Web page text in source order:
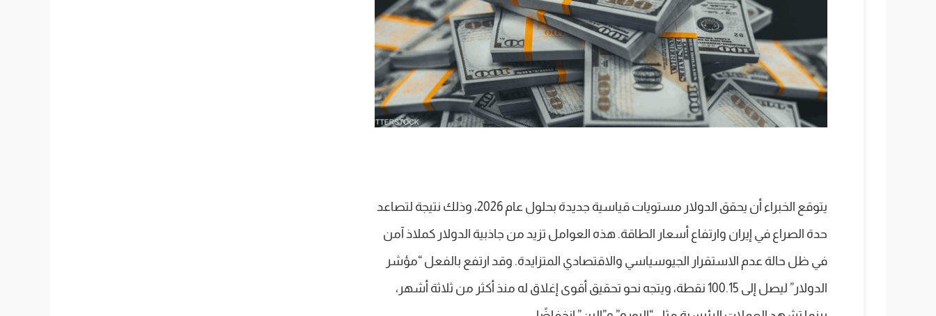
يتوقع الخبراء أن يحقق الدولار مستويات قياسية جديدة بحلول عام 2026، وذلك نتيجة لتصاعد
حدة الصراع في إيران وارتفاع أسعار الطاقة. هذه العوامل تزيد من جاذبية الدولار كملاذ آمن
في ظل حالة عدم الاستقرار الجيوسياسي والاقتصادي المتزايدة. وقد ارتفع بالفعل “مؤشر
الدولار” ليصل إلى 100.15 نقطة، ويتجه نحو تحقيق أقوى إغلاق له منذ أكثر من ثلاثة أشهر،